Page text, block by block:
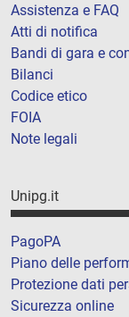
Assistenza e FAQ
Atti di notifica
Bandi di gara e
Bilanci
Codice etico
FOIA
Note legali
Unipg.it
PagoPA
Piano delle
Protezione dati
Sicurezza online